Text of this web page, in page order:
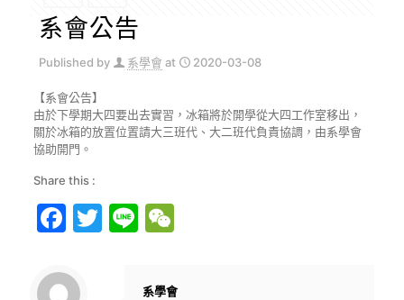
系會公告
Published by 系學會 at 2020-03-08
【系會公告】
由於下學期大四要出去實習，冰箱將於開學從大四工作室移出，
關於冰箱的放置位置請大三班代、大二班代負責協調，由系學會
協助開門。
Share this :
Facebook
Twitter
LineWeChat
系學會